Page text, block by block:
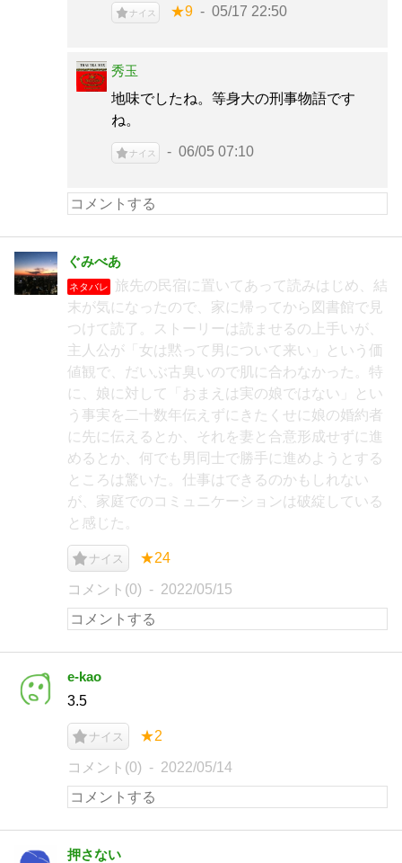
ナイス ★9 05/17 22:50
秀玉
地味でしたね。等身大の刑事物語です
ね。
ナイス 06/05 07:10
ぐみべあ
ネタバレ
旅先の民宿に置いてあって読みはじめ、結
末が気になったので、家に帰ってから図書館で見
つけて読了。ストーリーは読ませるの上手いが、
主人公が「女は黙って男について来い」という価
値観で、だいぶ古臭いので肌に合わなかった。特
に、娘に対して「おまえは実の娘ではない」とい
う事実を二十数年伝えずにきたくせに娘の婚約者
に先に伝えるとか、それを妻と合意形成せずに進
めるとか、何でも男同士で勝手に進めようとする
ところは驚いた。仕事はできるのかもしれない
が、家庭でのコミュニケーションは破綻している
と感じた。
ナイス ★24
コメント(0) 2022/05/15
e-kao
3.5
ナイス ★2
コメント(0) 2022/05/14
押さない